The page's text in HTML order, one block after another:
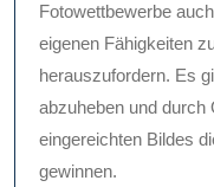
Fotowettbewerbe
eigenen Fähigkeiten
herauszufordern. Es
abzuheben und durch
eingereichten Bildes
gewinnen.